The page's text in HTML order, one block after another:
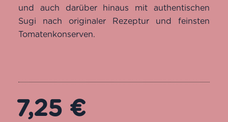
und auch darüber hinaus mit authentischen
Sugi nach originaler Rezeptur und feinsten
Tomatenkonserven.
7,25 €